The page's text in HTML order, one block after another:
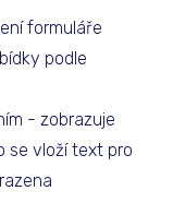
formuláře
podle
- zobrazuje
se vloží text pro